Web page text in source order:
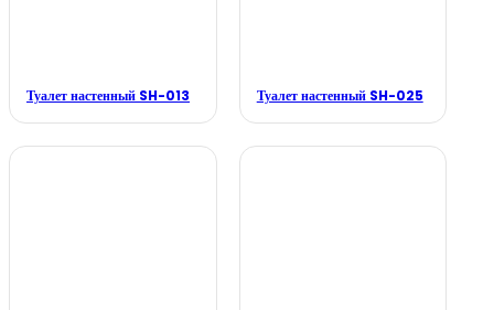
Туалет настенный SH-013 Туалет настенный SH-025